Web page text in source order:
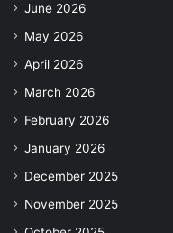
June 2026
May 2026
April 2026
March 2026
February 2026
January 2026
December 2025
November 2025